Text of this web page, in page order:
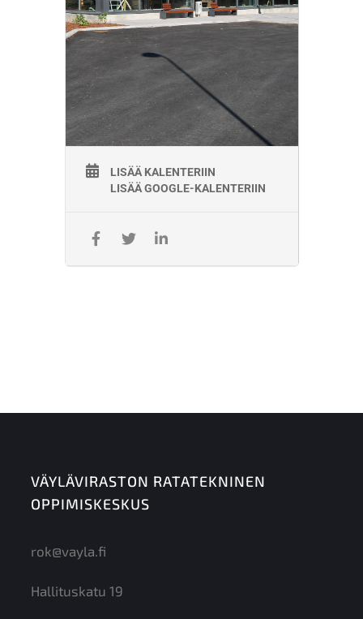
LISÄÄ KALENTERIIN
LISÄÄ GOOGLE-KALENTERIIN
VÄYLÄVIRASTON RATATEKNINEN
OPPIMISKESKUS
rok@vayla.fi
Hallituskatu 19